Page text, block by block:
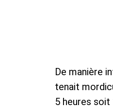
De manière
tenait
5 heures soit